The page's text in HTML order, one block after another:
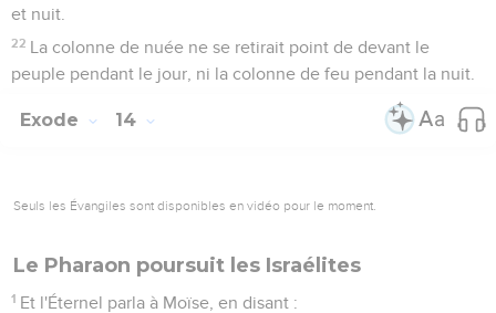
et nuit.
22 La colonne de nuée ne se retirait point de devant le
peuple pendant le jour, ni la colonne de feu pendant la nuit.
Exode 14
Seuls les Évangiles sont disponibles en vidéo pour le moment.
Le Pharaon poursuit les Israélites
1 Et l'Éternel parla à Moïse, en disant :